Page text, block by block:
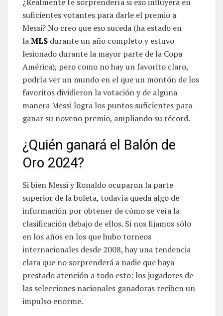
suficientes votantes para darle el premio a
Messi? No creo que eso suceda (ha estado en
laMLS durante un año completo y estuvo
lesionado durante la mayor parte de la Copa
América), pero como no hay un favorito claro,
podría ver un mundo en el que un montón de los
favoritos dividieron la votación y de alguna
manera Messi logra los puntos suficientes para
ganar su noveno premio, ampliando su récord.
¿Quién ganará el Balón de
Oro 2024?
Si bien Messi y Ronaldo ocuparon la parte
superior de la boleta, todavía queda algo de
información por obtener de cómo se veía la
clasificación debajo de ellos. Si nos fijamos sólo
en los años en los que hubo torneos
internacionales desde 2008, hay una tendencia
clara que no sorprenderá a nadie que haya
prestado atención a todo esto: los jugadores de
las selecciones nacionales ganadoras reciben un
impulso enorme.